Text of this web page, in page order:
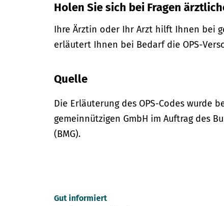
Holen Sie sich bei Fragen
Ihre Ärztin oder Ihr Arzt hilft Ihnen bei
erläutert Ihnen bei Bedarf die OPS-
Quelle
Die Erläuterung des OPS-Codes wurde
gemeinnützigen GmbH im Auftrag des
(BMG).
Gut informiert